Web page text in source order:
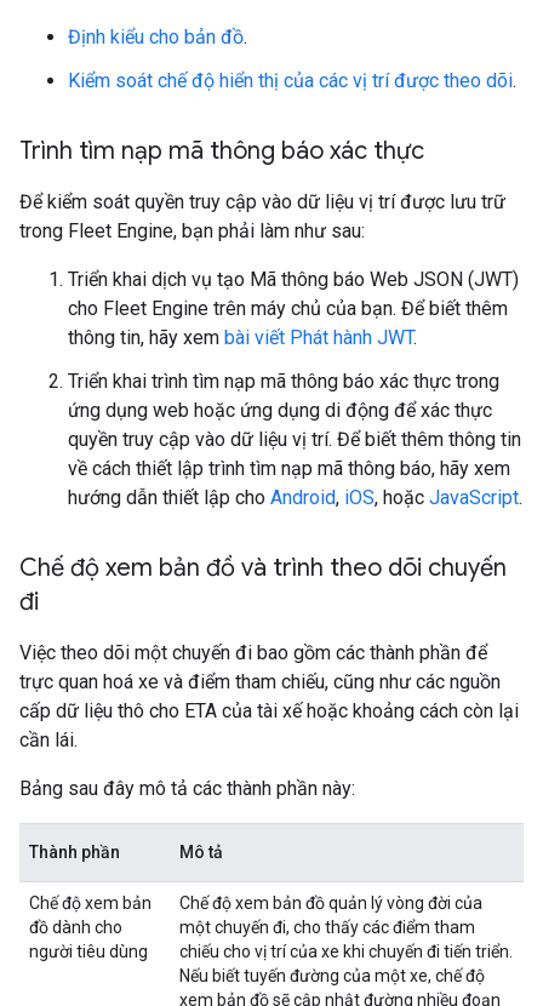
Định kiểu cho bản đồ.
Kiểm soát chế độ hiển thị của các vị trí được theo dõi.
Trình tìm nạp mã thông báo xác thực
Để kiểm soát quyền truy cập vào dữ liệu vị trí được lưu trữ
trong Fleet Engine, bạn phải làm như sau:
Triển khai dịch vụ tạo Mã thông báo Web JSON (JWT)
cho Fleet Engine trên máy chủ của bạn. Để biết thêm
thông tin, hãy xem bài viết Phát hành JWT.
Triển khai trình tìm nạp mã thông báo xác thực trong
ứng dụng web hoặc ứng dụng di động để xác thực
quyền truy cập vào dữ liệu vị trí. Để biết thêm thông tin
về cách thiết lập trình tìm nạp mã thông báo, hãy xem
hướng dẫn thiết lập cho Android, iOS, hoặc JavaScript.
Chế độ xem bản đồ và trình theo dõi chuyến
đi
Việc theo dõi một chuyến đi bao gồm các thành phần để
trực quan hoá xe và điểm tham chiếu, cũng như các nguồn
cấp dữ liệu thô cho ETA của tài xế hoặc khoảng cách còn lại
cần lái.
Bảng sau đây mô tả các thành phần này:
Thành phần Mô tả
Chế độ xem bản
đồ dành cho
người tiêu dùng
Chế độ xem bản đồ quản lý vòng đời của
một chuyến đi, cho thấy các điểm tham
chiếu cho vị trí của xe khi chuyến đi tiến triển.
Nếu biết tuyến đường của một xe, chế độ
xem bản đồ sẽ cập nhật đường nhiều đoạn